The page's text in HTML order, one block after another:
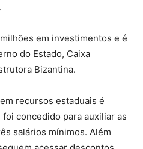
em investimentos e é
do Estado, Caixa
Bizantina.
recursos estaduais é
concedido para auxiliar as
salários mínimos. Além